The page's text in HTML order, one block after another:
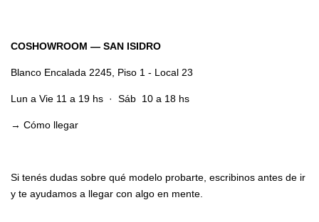
COSHOWROOM — SAN ISIDRO
Blanco Encalada 2245, Piso 1 - Local 23
Lun a Vie 11 a 19 hs · Sáb 10 a 18 hs
→ Cómo llegar
Si tenés dudas sobre qué modelo probarte, escribinos antes de ir
y te ayudamos a llegar con algo en mente.